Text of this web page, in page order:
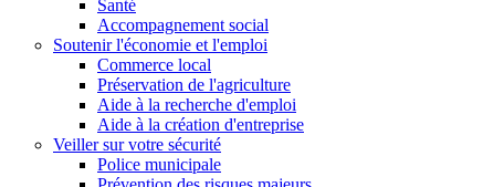
Santé
Accompagnement social
Soutenir l'économie et l'emploi
Commerce local
Préservation de l'agriculture
Aide à la recherche d'emploi
Aide à la création d'entreprise
Veiller sur votre sécurité
Police municipale